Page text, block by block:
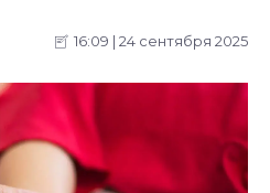
16:09 | 24 сентября 2025